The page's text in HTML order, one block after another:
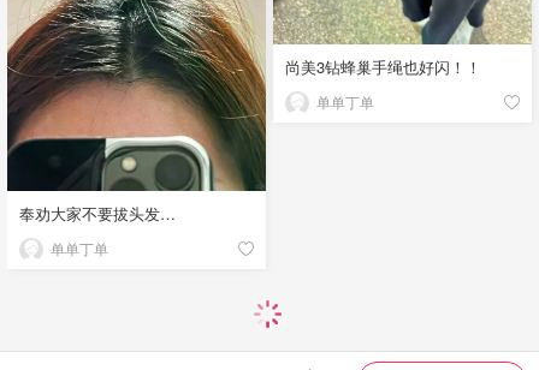
尚美3钻蜂巢手绳也好闪！！
单单丁单
奉劝大家不要拔头发…
单单丁单